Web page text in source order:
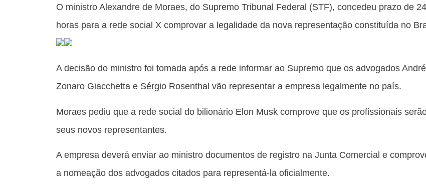
O ministro Alexandre de Moraes, do Supremo Tribunal Federal (STF), concedeu prazo de 24
horas para a rede social X comprovar a legalidade da nova representação constituída no
A decisão do ministro foi tomada após a rede informar ao Supremo que os advogados André
Zonaro Giacchetta e Sérgio Rosenthal vão representar a empresa legalmente no país.
Moraes pediu que a rede social do bilionário Elon Musk comprove que os profissionais
seus novos representantes.
A empresa deverá enviar ao ministro documentos de registro na Junta Comercial e
a nomeação dos advogados citados para representá-la oficialmente.